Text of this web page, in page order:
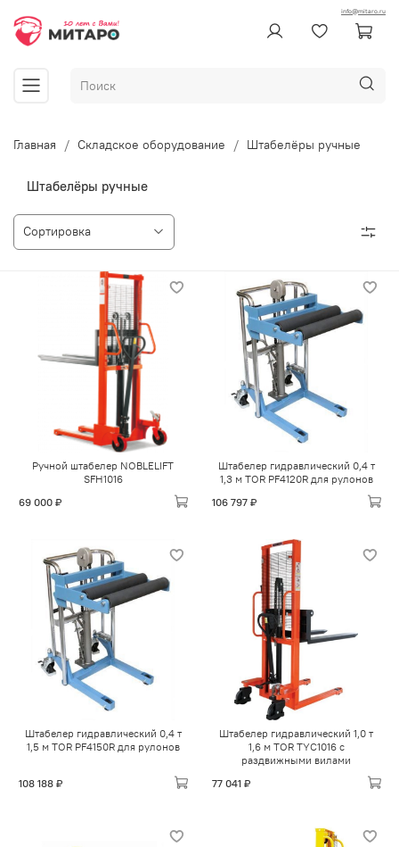
info@mitaro.ru
Главная Складское оборудование Штабелёры ручные
Штабелёры ручные
Ручной штабелер NOBLELIFT
SFH1016
69 000 ₽
Штабелер гидравлический 0,4 т
1,3 м TOR PF4120R для рулонов
106 797 ₽
Штабелер гидравлический 0,4 т
1,5 м TOR PF4150R для рулонов
108 188 ₽
Штабелер гидравлический 1,0 т
1,6 м TOR TYC1016 с
раздвижными вилами
77 041 ₽